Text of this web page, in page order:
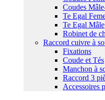
Coudes
Te Egal
Te Egal Mâle
Robinet de
Raccord cuivre à
Fixations
Coude et Tés
Manchon à
Raccord 3
Accessoires